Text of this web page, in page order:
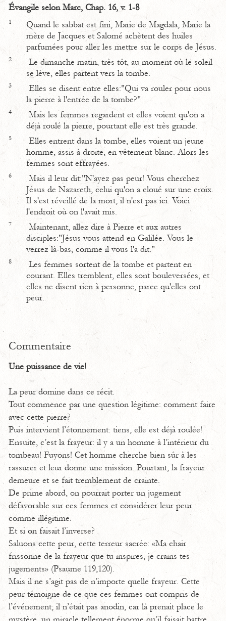
Évangile selon Marc, Chap. 16, v. 1-8
1
Quand le sabbat est fini, Marie de Magdala, Marie la
mère de Jacques et Salomé achètent des huiles
parfumées pour aller les mettre sur le corps de Jésus.
2
Le dimanche matin, très tôt, au moment où le soleil
se lève, elles partent vers la tombe.
3
Elles se disent entre elles:"Qui va rouler pour nous
la pierre à l'entrée de la tombe?"
4
Mais les femmes regardent et elles voient qu'on a
déjà roulé la pierre, pourtant elle est très grande.
5
Elles entrent dans la tombe, elles voient un jeune
homme, assis à droite, en vêtement blanc. Alors les
femmes sont effrayées.
6
Mais il leur dit:"N'ayez pas peur! Vous cherchez
Jésus de Nazareth, celui qu'on a cloué sur une croix.
Il s'est réveillé de la mort, il n'est pas ici. Voici
l'endroit où on l'avait mis.
7
Maintenant, allez dire à Pierre et aux autres
disciples:"Jésus vous attend en Galilée. Vous le
verrez là-bas, comme il vous l'a dit."
8
Les femmes sortent de la tombe et partent en
courant. Elles tremblent, elles sont bouleversées, et
elles ne disent rien à personne, parce qu'elles ont
peur.
Commentaire
Une puissance de vie!
La peur domine dans ce récit.
Tout commence par une question légitime: comment faire
avec cette pierre?
Puis intervient l’étonnement: tiens, elle est déjà roulée!
Ensuite, c’est la frayeur: il y a un homme à l’intérieur du
tombeau! Fuyons! Cet homme cherche bien sûr à les
rassurer et leur donne une mission. Pourtant, la frayeur
demeure et se fait tremblement de crainte.
De prime abord, on pourrait porter un jugement
défavorable sur ces femmes et considérer leur peur
comme illégitime.
Et si on faisait l’inverse?
Saluons cette peur, cette terreur sacrée: «Ma chair
frissonne de la frayeur que tu inspires, je crains tes
jugements» (Psaume 119,120).
Mais il ne s’agit pas de n’importe quelle frayeur. Cette
peur témoigne de ce que ces femmes ont compris de
l’événement; il n’était pas anodin, car là prenait place le